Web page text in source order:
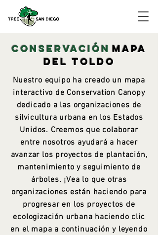
CONSERVACIÓN MAPA
DEL TOLDO
Nuestro equipo ha creado un mapa
interactivo de Conservation Canopy
dedicado a las organizaciones de
silvicultura urbana en los Estados
Unidos. Creemos que colaborar
entre nosotros ayudará a hacer
avanzar los proyectos de plantación,
mantenimiento y seguimiento de
árboles. ¡Vea lo que otras
organizaciones están haciendo para
progresar en los proyectos de
ecologización urbana haciendo clic
en el mapa a continuación y leyendo